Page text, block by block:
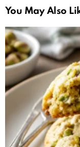
You May Also